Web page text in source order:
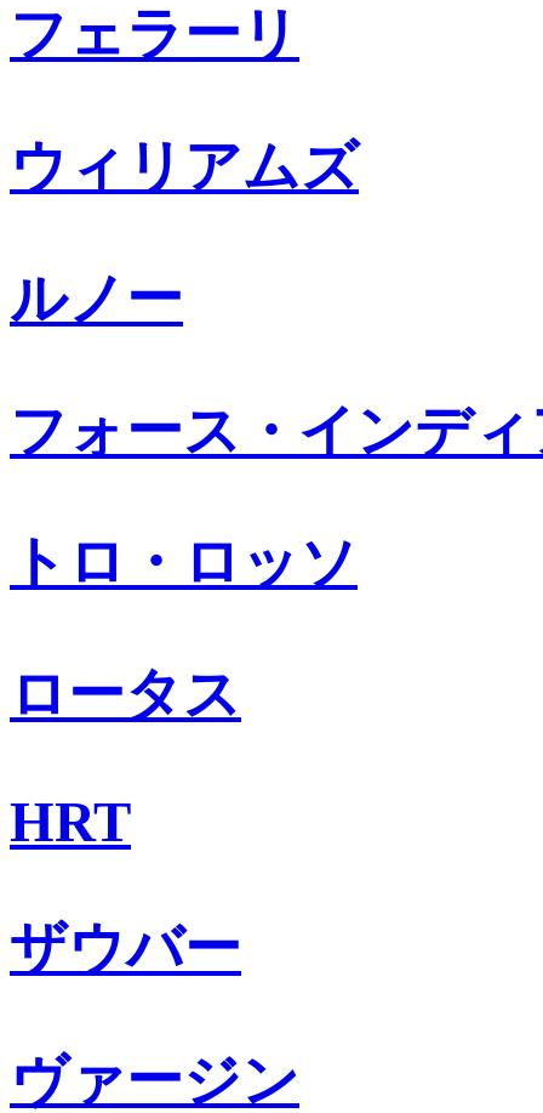
フェラーリ
ウィリアムズ
ルノー
フォース・インデ
トロ・ロッソ
ロータス
HRT
ザウバー
ヴァージン